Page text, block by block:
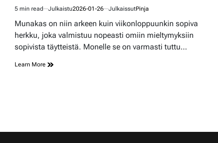
Estimated
read
5 min read Julkaistu2026-01-26 JulkaissutPinja
Munakas on niin arkeen kuin viikonloppuunkin sopiva
herkku, joka valmistuu nopeasti omiin mieltymyksiin
sopivista täytteistä. Monelle se on varmasti tuttu…
Learn More